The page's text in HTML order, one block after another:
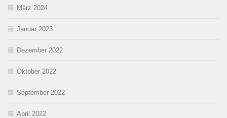
März 2024
Januar 2023
Dezember 2022
Oktober 2022
September 2022
April 2022